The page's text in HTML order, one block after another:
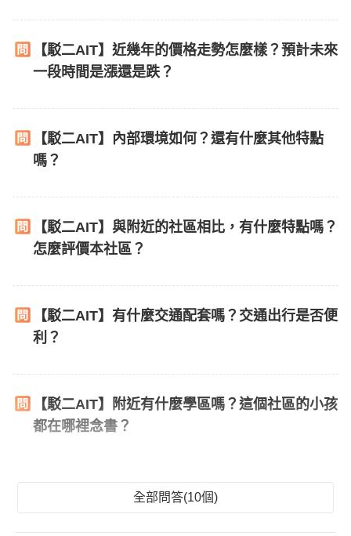
【駁二AIT】近幾年的價格走勢怎麼樣？預計未來
一段時間是漲還是跌？
【駁二AIT】內部環境如何？還有什麼其他特點
嗎？
【駁二AIT】與附近的社區相比，有什麼特點嗎？
怎麼評價本社區？
【駁二AIT】有什麼交通配套嗎？交通出行是否便
利？
【駁二AIT】附近有什麼學區嗎？這個社區的小孩
都在哪裡念書？
全部問答(10個)